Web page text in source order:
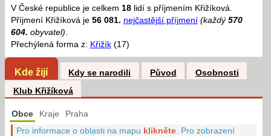
V České republice je celkem 18lidí s příjmením Křižíková.
Příjmení Křižíková je 56 081. nejčastější příjmení (každý 570
604. obyvatel).
Přechýlená forma z: Křižík(17)
Kde žijí Kdy se narodili Původ
Osobnosti
Klub Křižíková
Obce Kraje Praha
Pro informace o oblasti na mapu klikněte Pro zobrazení